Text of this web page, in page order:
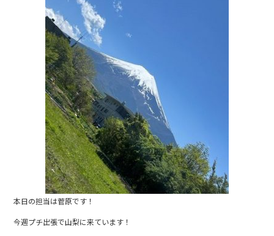
o
o
k
本日の担当は菅原です！
今週プチ出張で山梨に来ています！